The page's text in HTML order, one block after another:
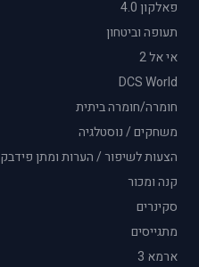
פאלקון 4.0
תעופה וביטחון
אי אל 2
DCS World
חומרה/חומרה ביתית
משחקים / נוסטלגיה
הצעות לשיפור / הערות ומתן פידבק
קנה ומכור
סקינרים
מתגייסים
ארמא 3